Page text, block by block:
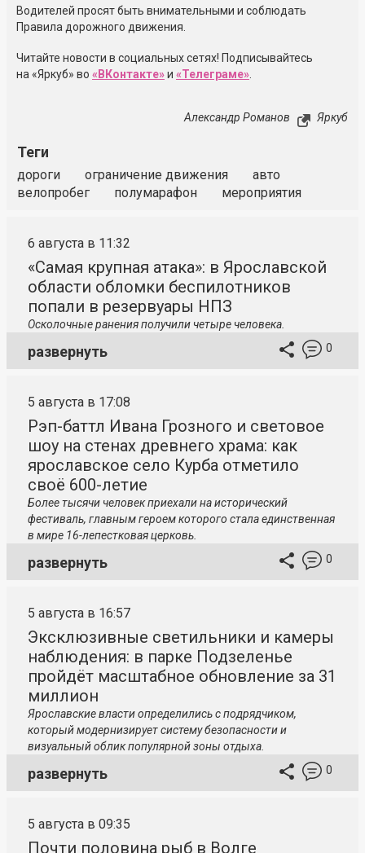
Водителей просят быть внимательными и соблюдать
Правила дорожного движения.
Читайте новости в социальных сетях! Подписывайтесь
на «Яркуб» во «ВКонтакте»и «Телеграме»
Александр Романов Яркуб
Теги
дороги ограничение движения
авто
велопробег
полумарафон мероприятия
6 августа в 11:32
«Самая крупная атака»: в Ярославской
области обломки беспилотников
попали в резервуары НПЗ
Осколочные ранения получили четыре человека.
развернуть 0
5 августа в 17:08
Рэп-баттл Ивана Грозного и световое
шоу на стенах древнего храма: как
ярославское село Курба отметило
своё 600-летие
Более тысячи человек приехали на исторический
фестиваль, главным героем которого стала единственная
в мире 16-лепестковая церковь.
развернуть 0
5 августа в 16:57
Эксклюзивные светильники и камеры
наблюдения: в парке Подзеленье
пройдёт масштабное обновление за 31
миллион
Ярославские власти определились с подрядчиком,
который модернизирует систему безопасности и
визуальный облик популярной зоны отдыха.
развернуть 0
5 августа в 09:35
Почти половина рыб в Волге